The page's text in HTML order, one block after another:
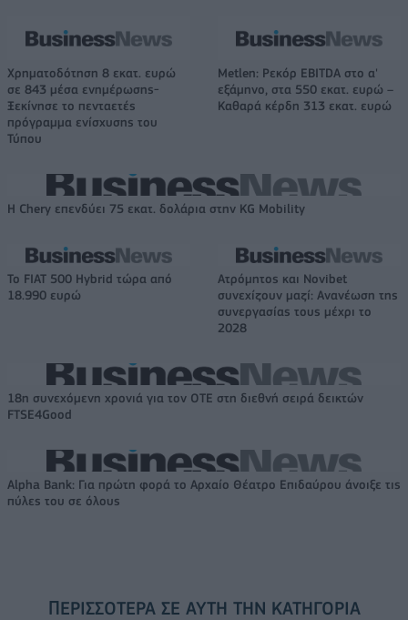
Χρηματοδότηση 8 εκατ. ευρώ
σε 843 μέσα ενημέρωσης-
Ξεκίνησε το πενταετές
πρόγραμμα ενίσχυσης του
Τύπου
Metlen: Ρεκόρ EBITDA στο α'
εξάμηνο, στα 550 εκατ. ευρώ –
Καθαρά κέρδη 313 εκατ. ευρώ
Η Chery επενδύει 75 εκατ. δολάρια στην KG Mobility
Το FIAT 500 Hybrid τώρα από
18.990 ευρώ
Ατρόμητος και Novibet
συνεχίζουν μαζί: Ανανέωση της
συνεργασίας τους μέχρι το
2028
18η συνεχόμενη χρονιά για τον ΟΤΕ στη διεθνή σειρά δεικτών
FTSE4Good
Alpha Bank: Για πρώτη φορά το Αρχαίο Θέατρο Επιδαύρου άνοιξε τις
πύλες του σε όλους
ΠΕΡΙΣΣΌΤΕΡΑ ΣΕ ΑΥΤΉ ΤΗΝ ΚΑΤΗΓΟΡΊΑ